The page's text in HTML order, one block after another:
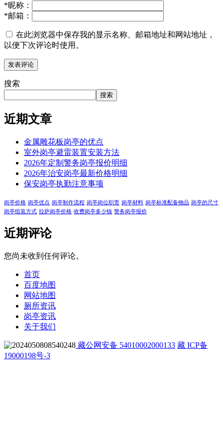
*昵称：
*邮箱：
在此浏览器中保存我的显示名称、邮箱地址和网站地址，
以便下次评论时使用。
搜索
搜索
近期文章
金属雕花板岗亭的优点
室外岗亭避雷装置安装方法
2026年定制警务岗亭报价明细
2026年治安岗亭最新价格明细
保安岗亭执勤注意事项
岗亭价格 岗亭优点 岗亭制作流程 岗亭岗位职责 岗亭材料 岗亭标准配备物品 岗亭的尺寸
岗亭组装方式 拉萨岗亭价格 收费岗亭多少钱 警务岗亭报价
近期评论
您尚未收到任何评论。
首页
百度地图
网站地图
厕所资讯
岗亭资讯
关于我们
藏公网安备 54010002000133 藏 ICP备
19000198号-3